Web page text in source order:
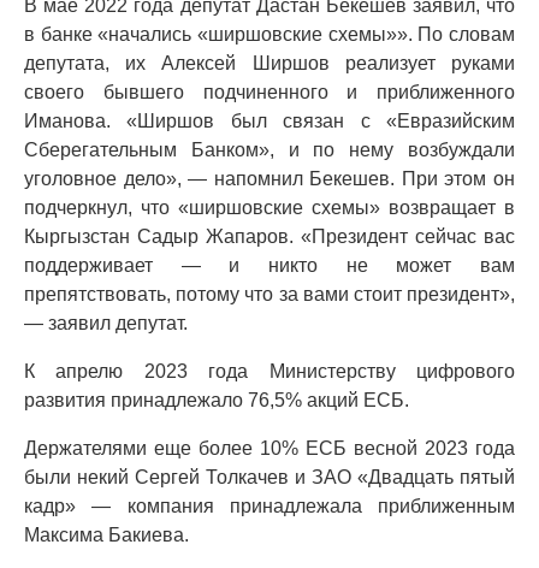
В мае 2022 года депутат Дастан Бекешев заявил, что
в банке «начались «ширшовские схемы»». По словам
депутата, их Алексей Ширшов реализует руками
своего бывшего подчиненного и приближенного
Иманова. «Ширшов был связан с «Евразийским
Сберегательным Банком», и по нему возбуждали
уголовное дело», — напомнил Бекешев. При этом он
подчеркнул, что «ширшовские схемы» возвращает в
Кыргызстан Садыр Жапаров. «Президент сейчас вас
поддерживает — и никто не может вам
препятствовать, потому что за вами стоит президент»,
— заявил депутат.
К апрелю 2023 года Министерству цифрового
развития принадлежало 76,5% акций ЕСБ.
Держателями еще более 10% ЕСБ весной 2023 года
были некий Сергей Толкачев и ЗАО «Двадцать пятый
кадр» — компания принадлежала приближенным
Максима Бакиева.